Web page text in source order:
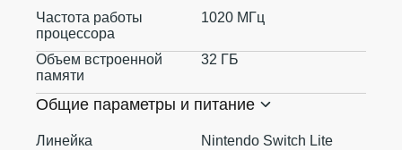
Частота работы
процессора
1020 МГц
Объем встроенной
памяти
32 ГБ
Общие параметры и питание
Линейка Nintendo Switch Lite